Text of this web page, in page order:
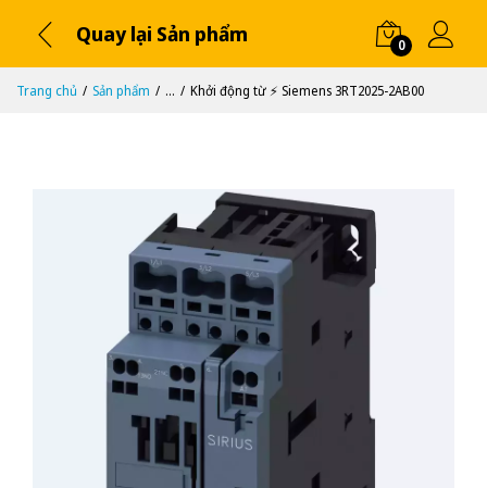
Quay lại Sản phẩm 0
Trang chủ Sản phẩm ... Khởi động từ ⚡️ Siemens 3RT2025-2AB00